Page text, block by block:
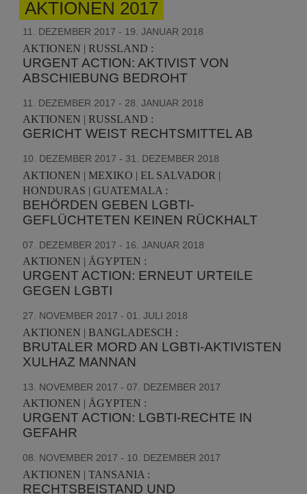
AKTIONEN 2017
11. DEZEMBER 2017 - 19. JANUAR 2018
AKTIONEN | RUSSLAND :
URGENT ACTION: AKTIVIST VON
ABSCHIEBUNG BEDROHT
11. DEZEMBER 2017 - 28. JANUAR 2018
AKTIONEN | RUSSLAND :
GERICHT WEIST RECHTSMITTEL AB
10. DEZEMBER 2017 - 31. DEZEMBER 2018
AKTIONEN | MEXIKO | EL SALVADOR |
HONDURAS | GUATEMALA :
BEHÖRDEN GEBEN LGBTI-
GEFLÜCHTETEN KEINEN RÜCKHALT
07. DEZEMBER 2017 - 16. JANUAR 2018
AKTIONEN | ÄGYPTEN :
URGENT ACTION: ERNEUT URTEILE
GEGEN LGBTI
27. NOVEMBER 2017 - 01. JULI 2018
AKTIONEN | BANGLADESCH :
BRUTALER MORD AN LGBTI-AKTIVISTEN
XULHAZ MANNAN
13. NOVEMBER 2017 - 07. DEZEMBER 2017
AKTIONEN | ÄGYPTEN :
URGENT ACTION: LGBTI-RECHTE IN
GEFAHR
08. NOVEMBER 2017 - 10. DEZEMBER 2017
AKTIONEN | TANSANIA :
RECHTSBEISTAND UND